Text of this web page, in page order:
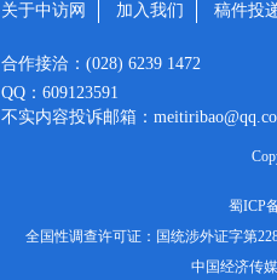
关于中访网 加入我们 稿件投
合作接洽：(028) 6239 1472
QQ：609123591
不实内容投诉邮箱：
蜀ICP
全国性调查许可证：国统涉外证字第
中国经济传